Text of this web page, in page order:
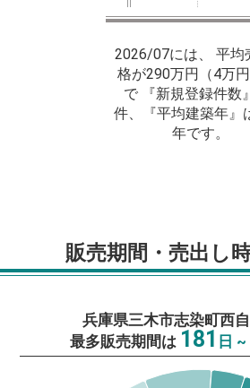
2026/07には、 平均
格が290万円（4万円
で 『新規登録件数
件、『平均建築年』
年です。
販売期間・売出し
兵庫県三木市志染町西
最多販売期間は 181 日 ~